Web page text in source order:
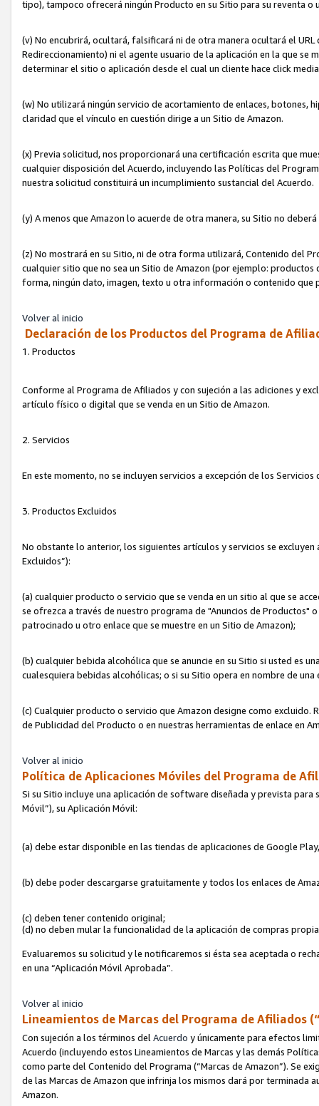
tipo), tampoco ofrecerá ningún Producto en su Sitio para su reventa o
(v) No encubrirá, ocultará, falsificará ni de otra manera ocultará el
Redireccionamiento) ni el agente usuario de la aplicación en la que
determinar el sitio o aplicación desde el cual un cliente hace click
(w) No utilizará ningún servicio de acortamiento de enlaces, botones,
claridad que el vínculo en cuestión dirige a un Sitio de Amazon.
(x) Previa solicitud, nos proporcionará una certificación escrita que
cualquier disposición del Acuerdo, incluyendo las Políticas del
nuestra solicitud constituirá un incumplimiento sustancial del Acuerdo.
(y) A menos que Amazon lo acuerde de otra manera, su Sitio no
(z) No mostrará en su Sitio, ni de otra forma utilizará, Contenido del
cualquier sitio que no sea un Sitio de Amazon (por ejemplo:
forma, ningún dato, imagen, texto u otra información o contenido
Volver al inicio
Declaración de los Productos del Programa de
1. Productos
Conforme al Programa de Afiliados y con sujeción a las adiciones y
artículo físico o digital que se venda en un Sitio de Amazon.
2. Servicios
En este momento, no se incluyen servicios a excepción de los
3. Productos Excluidos
No obstante lo anterior, los siguientes artículos y servicios se
Excluidos”):
(a) cualquier producto o servicio que se venda en un sitio al que se
se ofrezca a través de nuestro programa de "Anuncios de Productos"
patrocinado u otro enlace que se muestre en un Sitio de Amazon);
(b) cualquier bebida alcohólica que se anuncie en su Sitio si usted es
cualesquiera bebidas alcohólicas; o si su Sitio opera en nombre de
(c) Cualquier producto o servicio que Amazon designe como excluido.
de Publicidad del Producto o en nuestras herramientas de enlace en
Volver al inicio
Política de Aplicaciones Móviles del Programa de
Si su Sitio incluye una aplicación de software diseñada y prevista
Móvil”), su Aplicación Móvil:
(a) debe estar disponible en las tiendas de aplicaciones de Google
(b) debe poder descargarse gratuitamente y todos los enlaces de
(c) deben tener contenido original;
(d) no deben mular la funcionalidad de la aplicación de compras
Evaluaremos su solicitud y le notificaremos si ésta sea aceptada o
en una “Aplicación Móvil Aprobada”.
Volver al inicio
Lineamientos de Marcas del Programa de Afiliados
Con sujeción a los términos del Acuerdo y únicamente para efectos
Acuerdo (incluyendo estos Lineamientos de Marcas y las demás
como parte del Contenido del Programa (“Marcas de Amazon”). Se
de las Marcas de Amazon que infrinja los mismos dará por terminada
Amazon.